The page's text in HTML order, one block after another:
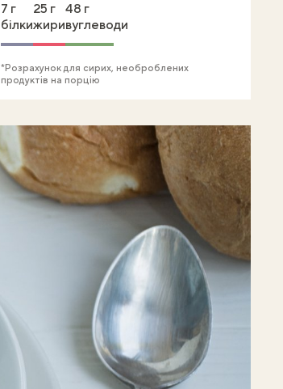
7 г
білки
25 г
жири
48 г
вуглеводи
*Розрахунок для сирих, необроблених
продуктів на порцію